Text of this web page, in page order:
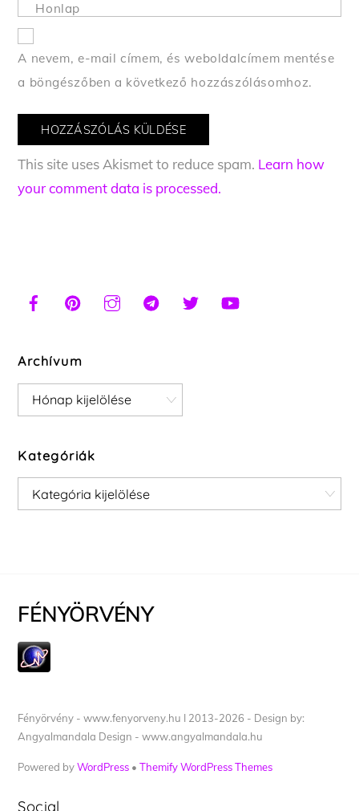
Honlap
A nevem, e-mail címem, és weboldalcímem mentése
a böngészőben a következő hozzászólásomhoz.
This site uses Akismet to reduce spam. Learn how
your comment data is processed.
Archívum
Archívum
Kategóriák
Kategóriák
FÉNYÖRVÉNY
Fényörvény - www.fenyorveny.hu I 2013-2026 - Design by:
Angyalmandala Design - www.angyalmandala.hu
Powered byWordPress •Themify WordPress Themes
Social